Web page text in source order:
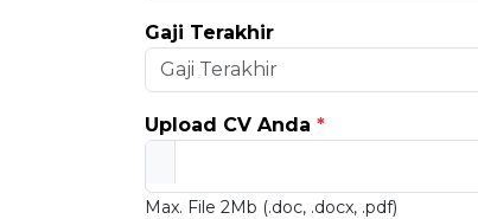
Gaji Terakhir
Upload CV Anda *
Max. File 2Mb (.doc, .docx, .pdf)